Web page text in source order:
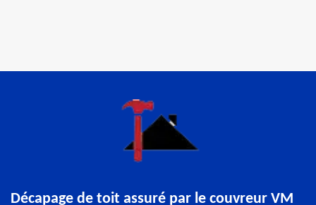
Décapage de toit assuré par le couvreur VM